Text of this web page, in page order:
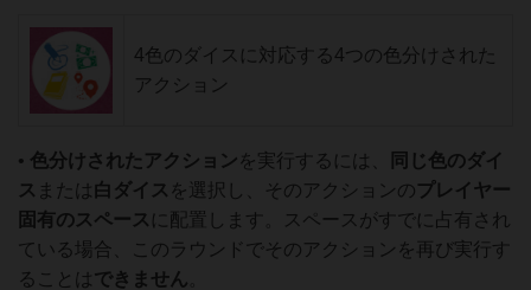
4色のダイスに対応する4つの色分けされた
アクション
• 色分けされたアクション を実行するには、
同じ色のダイ
ス または 白ダイス を選択し、そのアクションのプレイヤー
固有のスペース に配置します。スペースがすでに占有され
ている場合、このラウンドでそのアクションを再び実行す
ることは できません